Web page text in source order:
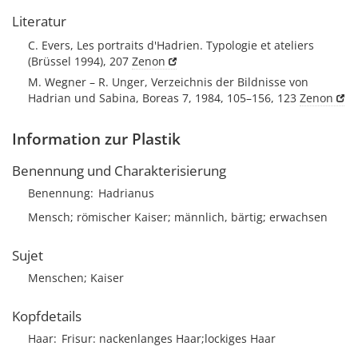
Literatur
C. Evers, Les portraits d'Hadrien. Typologie et ateliers
(Brüssel 1994), 207 Zenon
M. Wegner – R. Unger, Verzeichnis der Bildnisse von
Hadrian und Sabina, Boreas 7, 1984, 105–156, 123 Zenon
Information zur Plastik
Benennung und Charakterisierung
Benennung Hadrianus
Mensch; römischer Kaiser; männlich, bärtig; erwachsen
Sujet
Menschen; Kaiser
Kopfdetails
Haar Frisur nackenlanges Haar;lockiges Haar